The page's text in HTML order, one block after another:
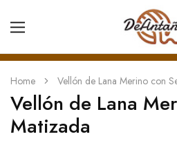
Home Vellón de Lana Merino con
Vellón de Lana
Matizada